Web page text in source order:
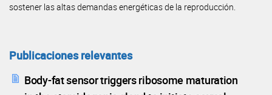
sostener las altas demandas energéticas de la reproducción.
Publicaciones relevantes
Body-fat sensor triggers ribosome maturation